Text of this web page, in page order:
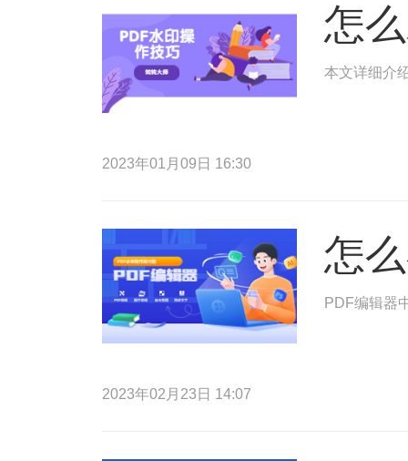
怎
本文详细介
2023年01月09日 16:30
怎
PDF编辑器
2023年02月23日 14:07